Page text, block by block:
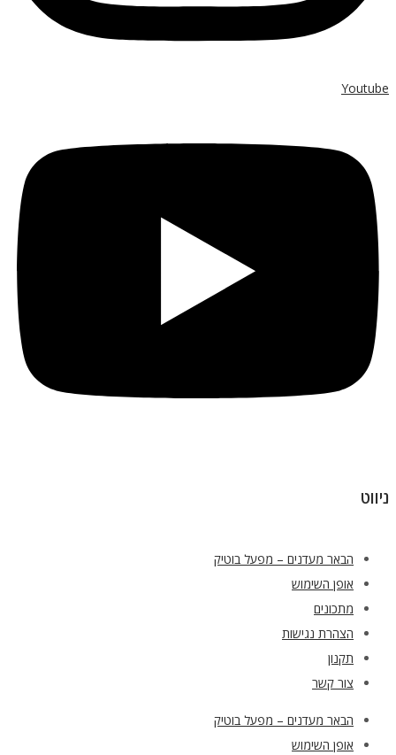
Youtube
ניווט
הבאר מעדנים – מפעל בוטיק
אופן השימוש
מתכונים
הצהרת נגישות
תקנון
צור קשר
הבאר מעדנים – מפעל בוטיק
אופן השימוש